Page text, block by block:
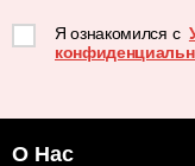
Я ознакомился с
О Нас